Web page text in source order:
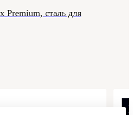
Premium, сталь для